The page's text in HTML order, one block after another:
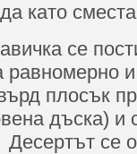
като
се
равномерно
плосък
дъска) и
се